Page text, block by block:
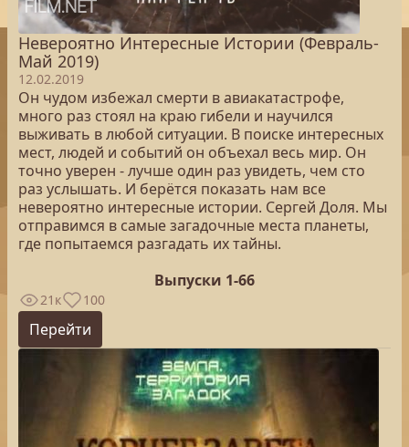
Невероятно Интересные Истории (Февраль-
Май 2019)
12.02.2019
Он чудом избежал смерти в авиакатастрофе,
много раз стоял на краю гибели и научился
выживать в любой ситуации. В поиске интересных
мест, людей и событий он объехал весь мир. Он
точно уверен - лучше один раз увидеть, чем сто
раз услышать. И берётся показать нам все
невероятно интересные истории. Сергей Доля. Мы
отправимся в самые загадочные места планеты,
где попытаемся разгадать их тайны.
Выпуски 1-66
21к 100
Перейти